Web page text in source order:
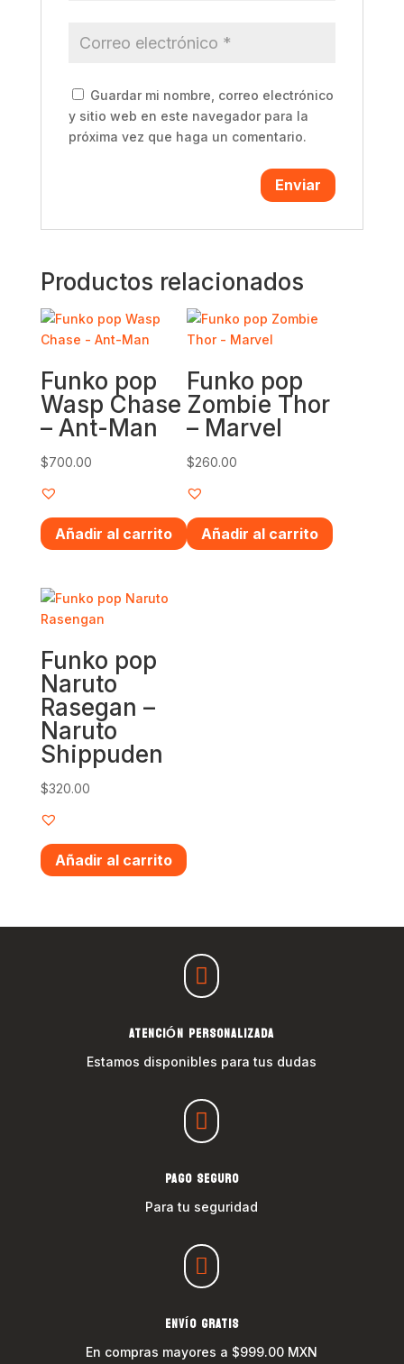
Guardar mi nombre, correo electrónico
y sitio web en este navegador para la
próxima vez que haga un comentario.
Productos relacionados
Funko pop
Wasp Chase
– Ant-Man
$700.00
Añadir al carrito
Funko pop
Zombie Thor
– Marvel
$260.00
Añadir al carrito
Funko pop
Naruto
Rasegan –
Naruto
Shippuden
$320.00
Añadir al carrito

ATENCIÓN PERSONALIZADA
Estamos disponibles para tus dudas

PAGO SEGURO
Para tu seguridad

ENVÍO GRATIS
En compras mayores a $999.00 MXN